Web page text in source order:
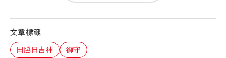
文章標籤
田脇日吉神 御守